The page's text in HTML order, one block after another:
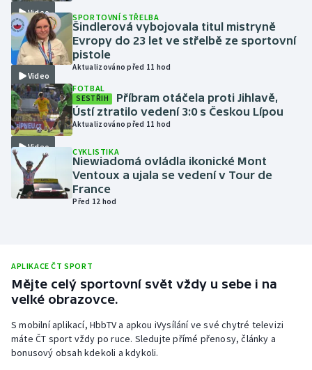
Lezení
Lyže a snowboard
Moderní pětiboj
Motorsport
Olympijské hry
Parasport
Rychlostní kanoistika
Video
Video
SPORTOVNÍ STŘELBA
Šindlerová vybojovala titul mistryně
Evropy do 23 let ve střelbě ze sportovní
pistole
Aktualizováno před 11 hod
Video
FOTBAL
SESTŘIH
Příbram otáčela proti Jihlavě,
Ústí ztratilo vedení 3:0 s Českou Lípou
Aktualizováno před 11 hod
CYKLISTIKA
Niewiadomá ovládla ikonické Mont
Ventoux a ujala se vedení v Tour de
France
Před 12 hod
APLIKACE ČT SPORT
Mějte celý sportovní svět vždy u sebe i na
velké obrazovce.
S mobilní aplikací, HbbTV a apkou iVysílání ve své chytré televizi
máte ČT sport vždy po ruce. Sledujte přímé přenosy, články a
bonusový obsah kdekoli a kdykoli.